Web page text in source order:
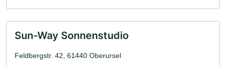
Sun-Way Sonnenstudio
Feldbergstr. 42, 61440 Oberursel